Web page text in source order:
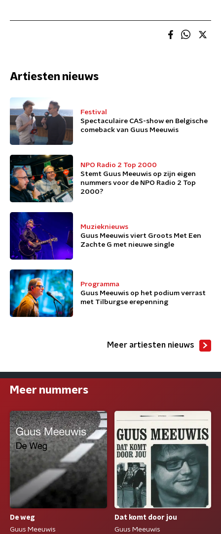
Artiesten nieuws
Festival
Spectaculaire CAS-show en Belgische
comeback van Guus Meeuwis
NPO Radio 2 Top 2000
Stemt Guus Meeuwis op zijn eigen
nummers voor de NPO Radio 2 Top
2000?
Muzieknieuws
Guus Meeuwis viert Groots Met Een
Zachte G met nieuwe single
Programma
Guus Meeuwis op het podium verrast
met Tilburgse erepenning
Meer artiesten nieuws
Meer nummers
De weg
Guus Meeuwis
Dat komt door jou
Guus Meeuwis